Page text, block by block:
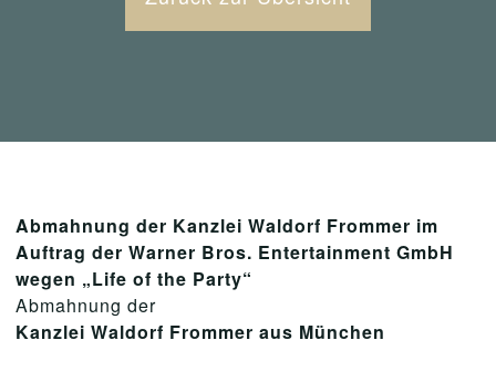
Abmahnung der Kanzlei Waldorf Frommer im
Auftrag der Warner Bros. Entertainment GmbH
wegen „Life of the Party“
Abmahnung der
Kanzlei Waldorf Frommer aus München